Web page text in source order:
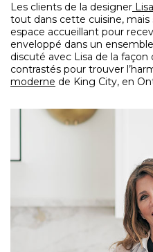
Les clients de la designer
tout dans cette cuisine,
espace accueillant pour
enveloppé dans un
discuté avec Lisa de la
contrastés pour trouver
moderne de King City, en